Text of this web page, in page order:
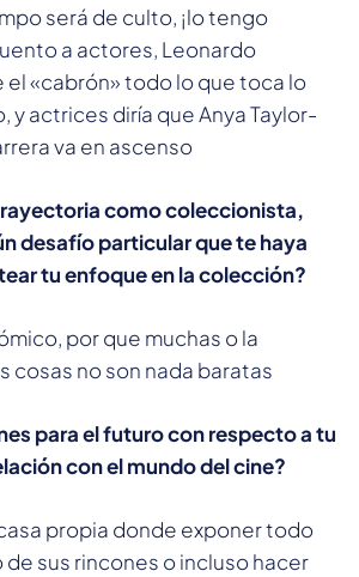
será de culto, ¡lo tengo
a actores, Leonardo
el «cabrón» todo lo que toca lo
y actrices diría que Anya Taylor-
va en ascenso
como coleccionista,
desafío particular que te haya
tu enfoque en la colección?
por que muchas o la
cosas no son nada baratas
para el futuro con respecto a tu
con el mundo del cine?
propia donde exponer todo
de sus rincones o incluso hacer